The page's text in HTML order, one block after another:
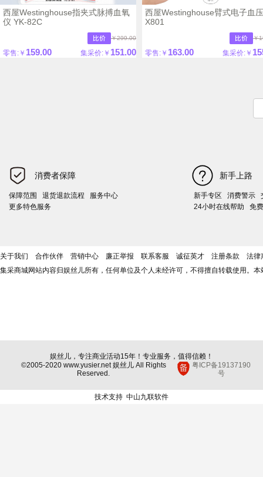
西屋Westinghouse指夹式脉搏血氧
仪 YK-82C
￥299.00
零售:￥ 159.00 集采价:￥ 151.00
西屋Westinghouse臂式电子血
X801
￥
零售:￥ 163.00 集采价:￥
消费者保障
保障范围 退货退款流程
服务中心
更多特色服务
新手上路
新手专区 消费警示
24小时在线帮助
免
关于我们 合作伙伴 营销中心 廉正举报 联系客服 诚征英才 注册条款
法律
集采商城网站内容归娱丝儿所有，任何单位及个人未经许可，不得擅自转载使用。
娱丝儿，专注商业活动15年！专业服务，值得信赖！
©2005-2020 www.yusier.net 娱丝儿 All Rights
Reserved.
粤ICP备19137190
号
技术支持 中山九联软件